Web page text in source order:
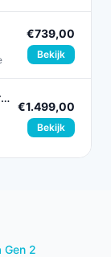
€739,00
Bekijk
€1.499,00
Bekijk
Gen 2